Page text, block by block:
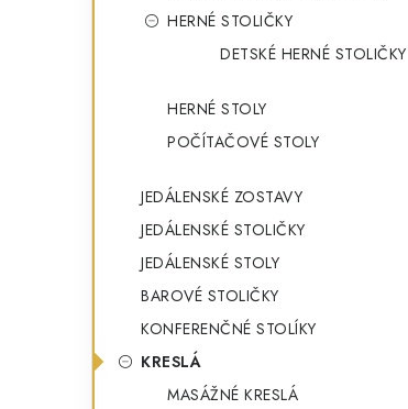
HERNÉ STOLIČKY
DETSKÉ HERNÉ STOLIČKY
HERNÉ STOLY
POČÍTAČOVÉ STOLY
JEDÁLENSKÉ ZOSTAVY
JEDÁLENSKÉ STOLIČKY
JEDÁLENSKÉ STOLY
BAROVÉ STOLIČKY
KONFERENČNÉ STOLÍKY
KRESLÁ
MASÁŽNÉ KRESLÁ